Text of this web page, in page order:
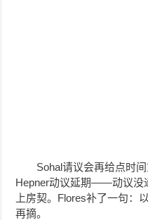
Sohal请议会再给点时
Hepner动议延期——动议没
上房契。Flores补了一句：
再摘。